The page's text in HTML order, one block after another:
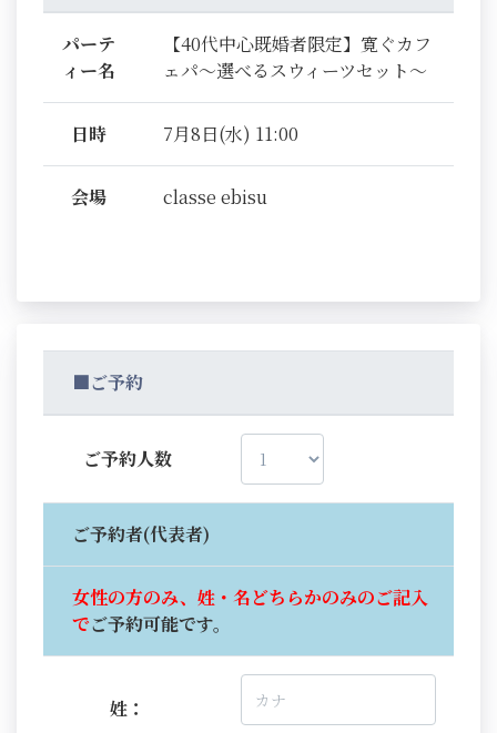
パーテ
ィー名
【40代中心既婚者限定】寛ぐカフ
ェパ～選べるスウィーツセット～
日時 7月8日(水) 11:00
会場 classe ebisu
■ご予約
ご予約人数
ご予約者(代表者)
女性の方のみ、姓・名どちらかのみのご記入
でご予約可能です。
姓：